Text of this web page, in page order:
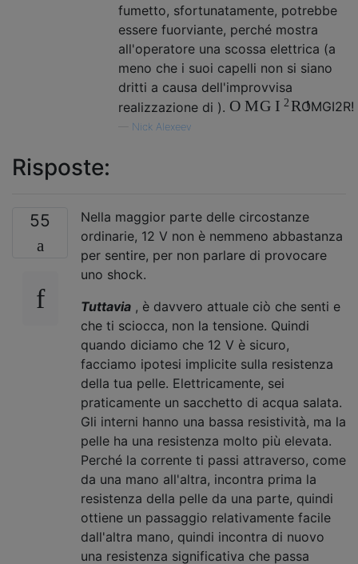
fumetto, sfortunatamente, potrebbe
essere fuorviante, perché mostra
all'operatore una scossa elettrica (a
meno che i suoi capelli non si siano
dritti a causa dell'improvvisa
realizzazione di ). O MG I 2 R!
OMGI2R!
Nick Alexeev
Risposte:
55
Nella maggior parte delle circostanze
ordinarie, 12 V non è nemmeno abbastanza
per sentire, per non parlare di provocare
uno shock.
Tuttavia , è davvero attuale ciò che senti e
che ti sciocca, non la tensione. Quindi
quando diciamo che 12 V è sicuro,
facciamo ipotesi implicite sulla resistenza
della tua pelle. Elettricamente, sei
praticamente un sacchetto di acqua salata.
Gli interni hanno una bassa resistività, ma la
pelle ha una resistenza molto più elevata.
Perché la corrente ti passi attraverso, come
da una mano all'altra, incontra prima la
resistenza della pelle da una parte, quindi
ottiene un passaggio relativamente facile
dall'altra mano, quindi incontra di nuovo
una resistenza significativa che passa